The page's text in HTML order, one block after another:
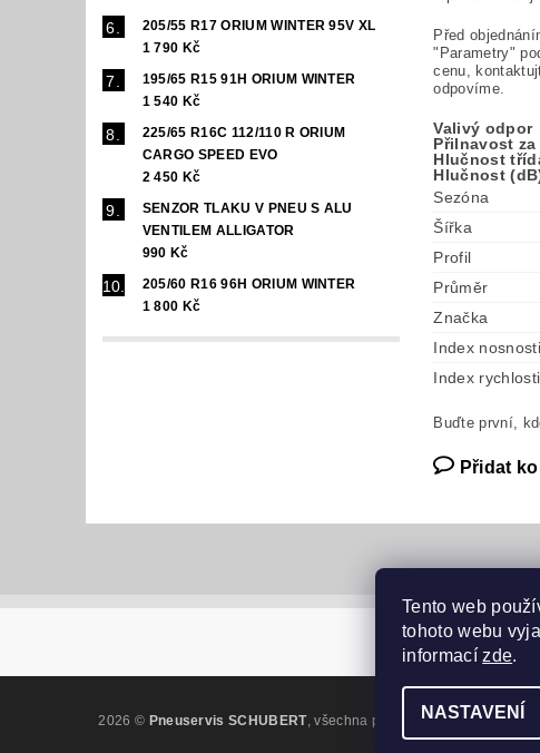
205/55 R17 ORIUM WINTER 95V XL
1 790 Kč
195/65 R15 91H ORIUM WINTER
1 540 Kč
225/65 R16C 112/110 R ORIUM
CARGO SPEED EVO
2 450 Kč
SENZOR TLAKU V PNEU S ALU
VENTILEM ALLIGATOR
990 Kč
205/60 R16 96H ORIUM WINTER
1 800 Kč
Před
"Parametry"
cenu,
odpovíme.
Valivý odpor
Přilnavost za
Hlučnost
Hlučnost
Sezóna
Šířka
Profil
Průměr
Značka
Index nosnosti
Index rychlosti
Buďte první,
Přidat
2026 © Pneuservis SCHUBERT, všechna práva vyhrazena
Tento web
tohoto webu
informacízde.
NASTAVENÍ